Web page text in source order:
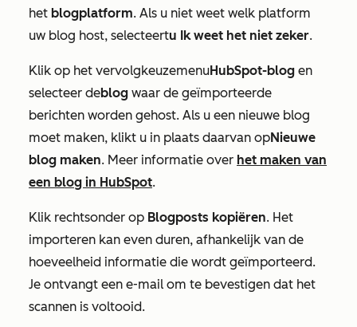
het blogplatform. Als u niet weet welk platform
uw blog host, selecteertu Ik weet het niet zeker.
Klik op het vervolgkeuzemenuHubSpot-blog en
selecteer deblog waar de geïmporteerde
berichten worden gehost. Als u een nieuwe blog
moet maken, klikt u in plaats daarvan opNieuwe
blog maken. Meer informatie over het maken van
een blog in HubSpot.
Klik rechtsonder op Blogposts kopiëren. Het
importeren kan even duren, afhankelijk van de
hoeveelheid informatie die wordt geïmporteerd.
Je ontvangt een e-mail om te bevestigen dat het
scannen is voltooid.